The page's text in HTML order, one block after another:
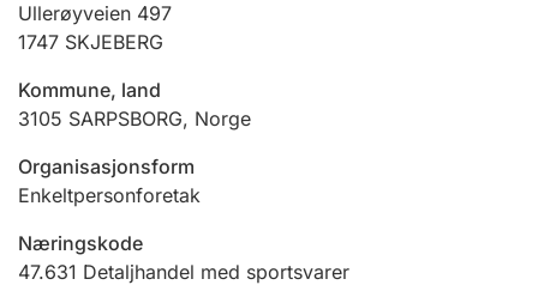
Jeger
Ektepaktveileder
Offentlig sektor
Ullerøyveien 497
1747 SKJEBERG
Kommune, land
3105 SARPSBORG, Norge
Organisasjonsform
Enkeltpersonforetak
Næringskode
47.631 Detaljhandel med sportsvarer